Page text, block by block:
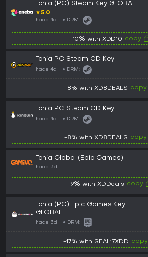
Tchia (PC) Steam Key GLOBAL
★5.0
hace 4d DRM:
-10% with XDD10 copy
Tchia PC Steam CD Key
hace 4d DRM:
-8% with XD8DEALS copy
Tchia PC Steam CD Key
hace 4d DRM:
-8% with XD8DEALS copy
Tchia Global (Epic Games)
hace 3d
-9% with XDDeals copy
Tchia (PC) Epic Games Key -
GLOBAL
hace 3d DRM:
-17% with SEAL17XDD copy